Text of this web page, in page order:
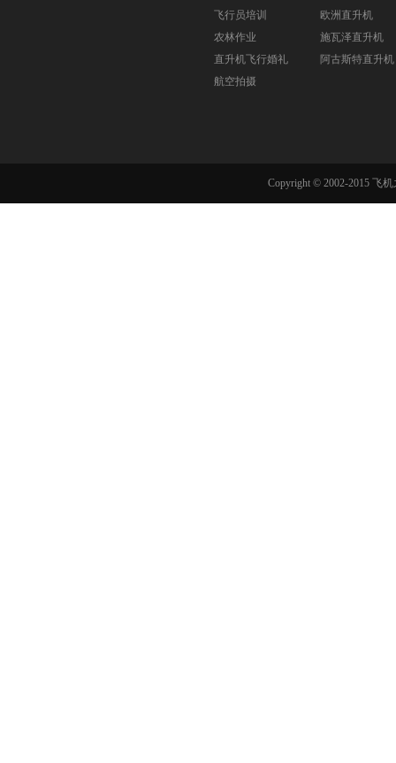
飞行员培训
农林作业
直升机飞行婚礼
航空拍摄
欧洲直升机
施瓦泽直升机
阿古斯特直升机
Copyright © 2002-2015 飞